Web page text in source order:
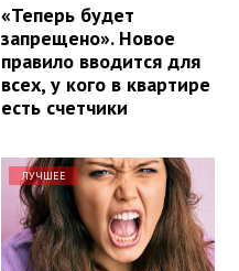
«Теперь будет
запрещено». Новое
правило вводится для
всех, у кого в квартире
есть счетчики
ЛУЧШЕЕ